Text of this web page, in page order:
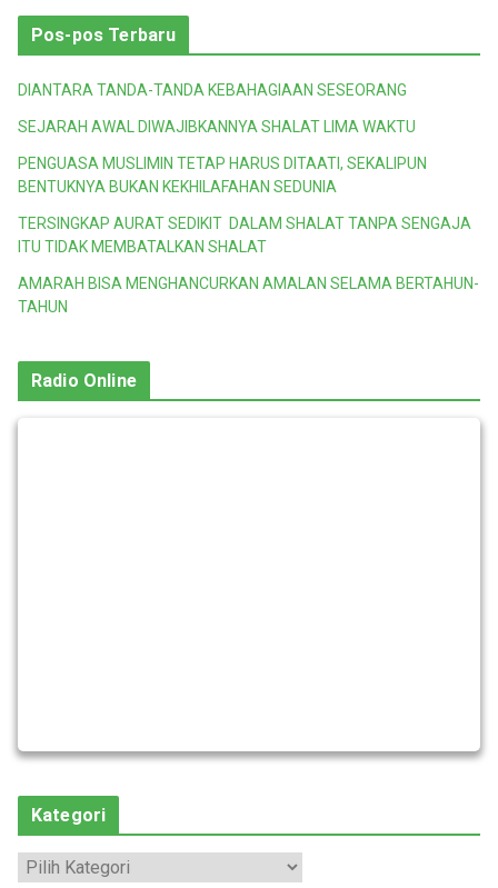
Pos-pos Terbaru
DIANTARA TANDA-TANDA KEBAHAGIAAN SESEORANG
SEJARAH AWAL DIWAJIBKANNYA SHALAT LIMA WAKTU
PENGUASA MUSLIMIN TETAP HARUS DITAATI, SEKALIPUN
BENTUKNYA BUKAN KEKHILAFAHAN SEDUNIA
TERSINGKAP AURAT SEDIKIT DALAM SHALAT TANPA SENGAJA
ITU TIDAK MEMBATALKAN SHALAT
AMARAH BISA MENGHANCURKAN AMALAN SELAMA BERTAHUN-
TAHUN
Radio Online
Kategori